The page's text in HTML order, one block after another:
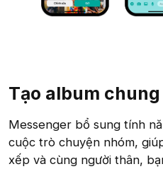
Tạo album
Messenger bổ sung tính
cuộc trò chuyện nhóm,
xếp và cùng người thân,